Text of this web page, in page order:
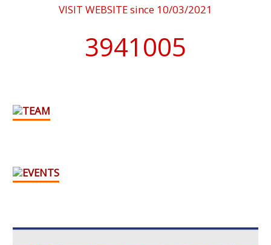
VISIT WEBSITE since 10/03/2021
4076902